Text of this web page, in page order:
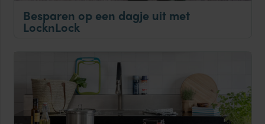
Besparen op een dagje uit met
LocknLock